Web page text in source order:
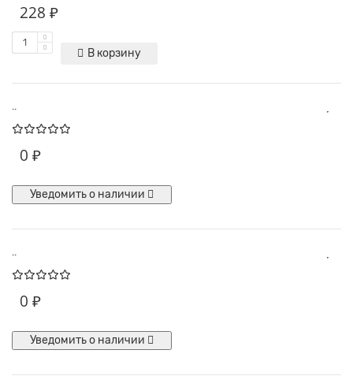
228 ₽
В корзину
..
0 ₽
Уведомить о наличии
..
0 ₽
Уведомить о наличии